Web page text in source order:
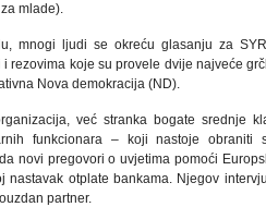
mlade).
mnogi ljudi se okreću glasanju za
rezovima koje su provele dvije najveće
Nova demokracija (ND).
već stranka bogate srednje
funkcionara – koji nastoje obraniti
novi pregovori o uvjetima pomoći
nastavak otplate bankama. Njegov
partner.